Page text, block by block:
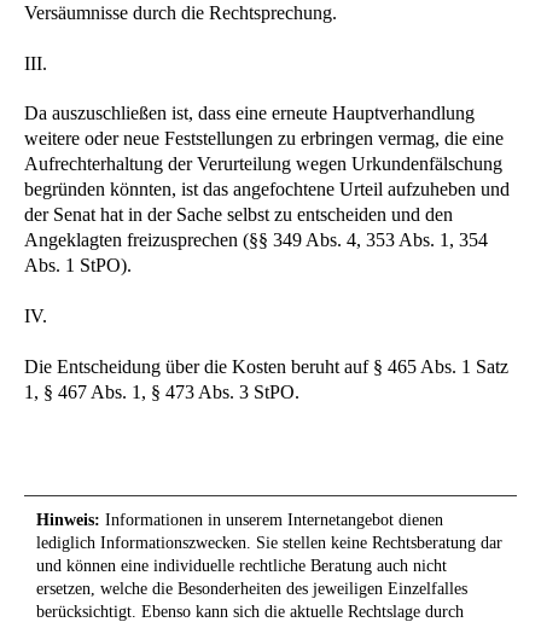
Versäumnisse durch die Rechtsprechung.
III.
Da auszuschließen ist, dass eine erneute Hauptverhandlung
weitere oder neue Feststellungen zu erbringen vermag, die eine
Aufrechterhaltung der Verurteilung wegen Urkundenfälschung
begründen könnten, ist das angefochtene Urteil aufzuheben und
der Senat hat in der Sache selbst zu entscheiden und den
Angeklagten freizusprechen (§§ 349 Abs. 4, 353 Abs. 1, 354
Abs. 1 StPO).
IV.
Die Entscheidung über die Kosten beruht auf § 465 Abs. 1 Satz
1, § 467 Abs. 1, § 473 Abs. 3 StPO.
Hinweis: Informationen in unserem Internetangebot dienen
lediglich Informationszwecken. Sie stellen keine Rechtsberatung dar
und können eine individuelle rechtliche Beratung auch nicht
ersetzen, welche die Besonderheiten des jeweiligen Einzelfalles
berücksichtigt. Ebenso kann sich die aktuelle Rechtslage durch